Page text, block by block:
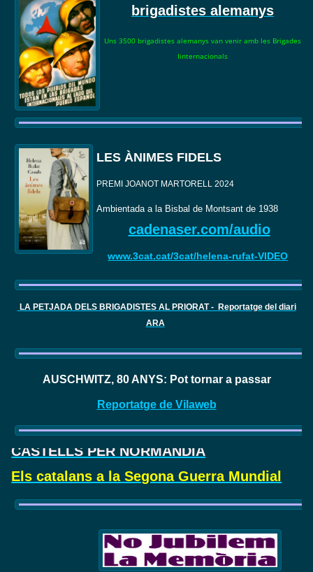
brigadistes alemanys
Uns 3500 brigadistes alemanys van venir amb les Brigades
Iinternacionals
LES ÀNIMES FIDELS
PREMI JOANOT MARTORELL 2024
Ambientada a la Bisbal de Montsant de 1938
cadenaser.com/audio
www.3cat.cat/3cat/helena-rufat-VIDEO
LA PETJADA DELS BRIGADISTES AL PRIORAT - Reportatge del diari
ARA
AUSCHWITZ, 80 ANYS: Pot tornar a passar
Reportatge de Vilaweb
CASTELLS PER NORMANDIA
Els catalans a la Segona Guerra Mundial